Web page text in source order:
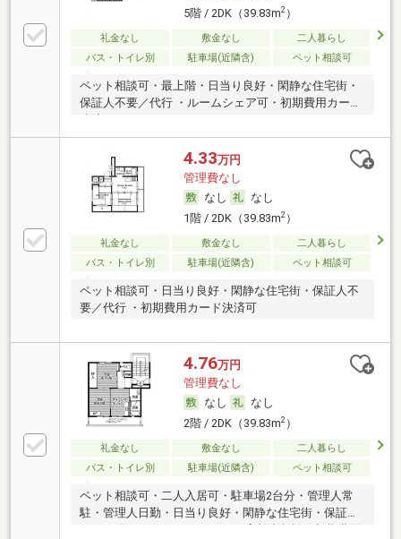
5階 / 2DK（39.83m2）
礼金なし 敷金なし
二人暮らし
バス・トイレ別
駐車場(近隣含) ペット相談可
ペット相談可・最上階・日当り良好・閑静な住宅街・
保証人不要／代行 ・ルームシェア可・初期費用カード
4.33万円
管理費なし
なし
なし
1階 / 2DK（39.83m2）
礼金なし 敷金なし
二人暮らし
バス・トイレ別
駐車場(近隣含) ペット相談可
ペット相談可・日当り良好・閑静な住宅街・保証人不
要／代行 ・初期費用カード決済可
4.76万円
管理費なし
なし
なし
2階 / 2DK（39.83m2）
礼金なし 敷金なし
二人暮らし
バス・トイレ別
駐車場(近隣含) ペット相談可
ペット相談可・二人入居可・駐車場2台分・管理人常
駐・管理人日勤・日当り良好・閑静な住宅街・保証人